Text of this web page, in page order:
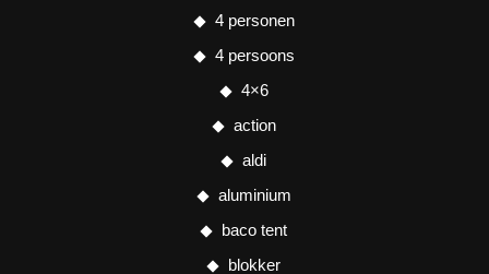
4 personen
4 persoons
4×6
action
aldi
aluminium
baco tent
blokker